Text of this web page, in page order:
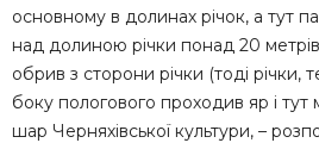
основному в долинах річок, а тут
над долиною річки понад 20
обрив з сторони річки (тоді річки,
боку пологового проходив яр і
шар Черняхівської культури, –